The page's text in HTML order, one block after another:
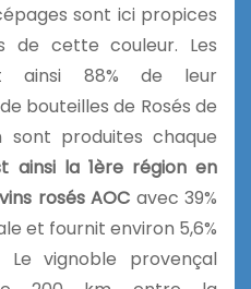
sont ici propices
de cette couleur. Les
ainsi 88% de leur
bouteilles de Rosés de
sont produites chaque
ainsi la 1ère région en
rosés AOC avec 39%
et fournit environ 5,6%
Le vignoble provençal